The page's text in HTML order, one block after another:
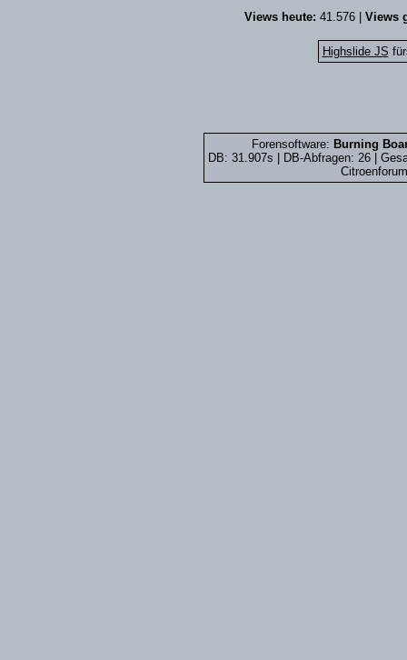
Views heute: 41.576 | Views
Highslide JS
Forensoftware: Burning
DB: 31.907s | DB-Abfragen: 26 |